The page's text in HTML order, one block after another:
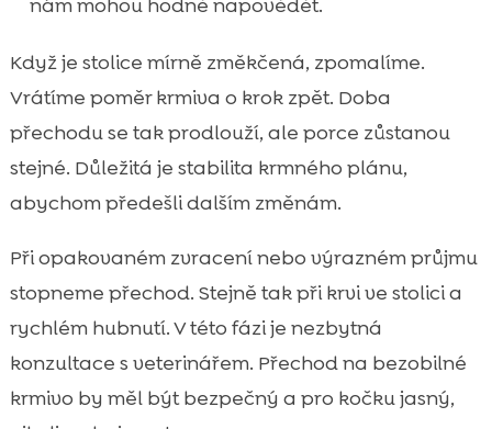
nám mohou hodně napovědět.
Když je stolice mírně změkčená, zpomalíme.
Vrátíme poměr krmiva o krok zpět. Doba
přechodu se tak prodlouží, ale porce zůstanou
stejné. Důležitá je stabilita krmného plánu,
abychom předešli dalším změnám.
Při opakovaném zvracení nebo výrazném průjmu
stopneme přechod. Stejně tak při krvi ve stolici a
rychlém hubnutí. V této fázi je nezbytná
konzultace s veterinářem. Přechod na bezobilné
krmivo by měl být bezpečný a pro kočku jasný,